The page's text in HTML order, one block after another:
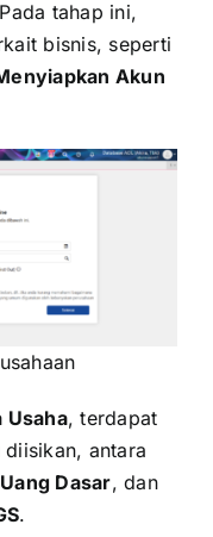
tahap ini,
bisnis, seperti
Akun
Usaha, terdapat
antara
Dasar, dan
.